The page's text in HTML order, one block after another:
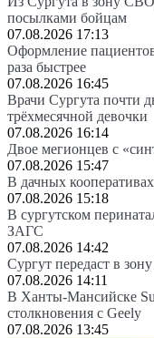
посылками бойцам
07.08.2026 17:13
Оформление
раза быстрее
07.08.2026 16:45
Врачи Сургута почти
трёхмесячной девочки
07.08.2026 16:14
Двое мегионцев с
07.08.2026 15:47
В дачных
07.08.2026 15:18
В сургутском
ЗАГС
07.08.2026 14:42
Сургут передаст в
07.08.2026 14:11
В Ханты-Мансийске
столкновения с Geely
07.08.2026 13:45